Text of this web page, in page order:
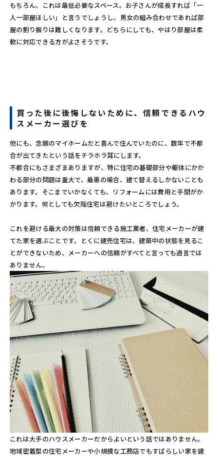
もちろん、これは最低必要なスペース。お子さんが成長すれば「一
人一部屋ほしい」と言うでしょうし、男女の組み合わせであれば部
屋の割り振りは難しくなります。どちらにしても、やはり部屋は柔
軟に対応できる方がよさそうです。
買った後に後悔しないために、信頼できるハウ
スメーカー選びを
他にも、念願のマイホームだと喜んで住んでいたのに、数年で不都
合が出てきたという話をチラホラ耳にします。
不都合にもさまざまありますが、特に住宅の基礎部分や躯体にかか
わる部分の問題は重大で、最悪の場合、建て替えるしかないことも
あります。そこまでいかなくても、リフォームには費用と手間がか
かります。何としても欠陥住宅は避けたいところでしょう。
これを避ける最大の対策は信頼できる施工業者、住宅メーカーが建
てた家を選ぶことです。とくに建売住宅は、建築中の状態を見るこ
とができないため、メーカーへの信頼がすべてと言っても過言では
ありません。
これは大手のハウスメーカーだからよいという話ではありません。
地域密着型の住宅メーカーや小規模な工務店でもすばらしい家を建